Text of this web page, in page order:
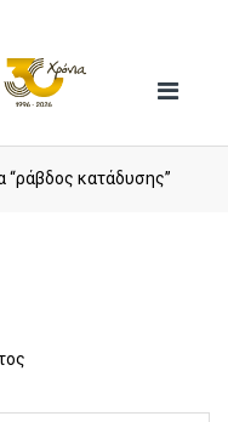
“ράβδος κατάδυσης”